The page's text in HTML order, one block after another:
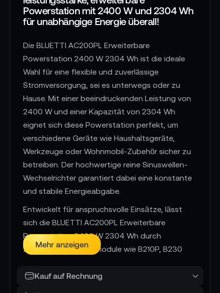
Powerstation mit 2400 W und 2304 Wh
für unabhängige Energie überall!
Die BLUETTI AC200PL Erweiterbare
Powerstation 2400 W 2304 Wh ist die ideale
Wahl für eine flexible und zuverlässige
Stromversorgung, sei es unterwegs oder zu
Hause. Mit einer beeindruckenden Leistung von
2400 W und einer Kapazität von 2304 Wh
eignet sich diese Powerstation perfekt, um
verschiedene Geräte wie Haushaltsgeräte,
Werkzeuge oder Wohnmobil-Zubehör sicher zu
betreiben. Der hochwertige reine Sinuswellen-
Wechselrichter garantiert dabei eine konstante
und stabile Energieabgabe.
Entwickelt für anspruchsvolle Einsätze, lässt
sich die BLUETTI AC200PL Erweiterbare
Powerstation 2400 W 2304 Wh durch
zusätzliche Batteriemodule wie B210P, B230
bis zu 8 kWh erweitern. So können auch längere
Mehr anzeigen
Kauf auf Rechnung